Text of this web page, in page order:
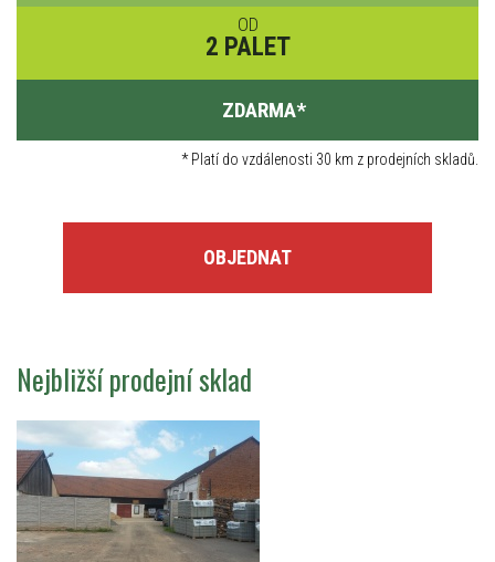
OD
2 PALET
ZDARMA*
*Platí do vzdálenosti 30 km z prodejních skladů.
OBJEDNAT
Nejbližší prodejní sklad